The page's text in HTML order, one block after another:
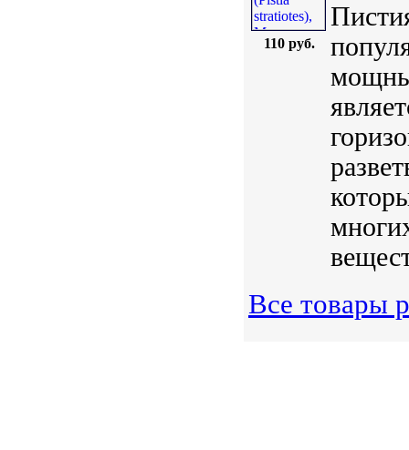
110 руб.
Все товары